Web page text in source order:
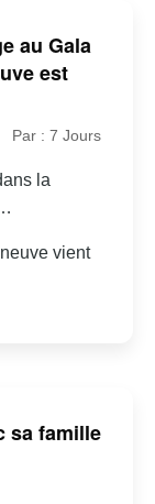
au Gala
est
Par : 7 Jours
la
vient
sa famille